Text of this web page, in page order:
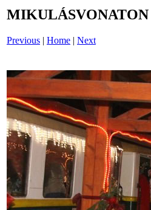
Previous | Home | Next